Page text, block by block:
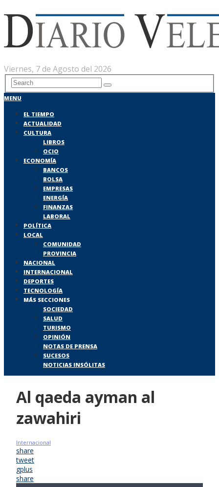
Viernes, 7 de Agosto del 2026
MENU
EL TIEMPO
ACTUALIDAD
CULTURA
LIBROS
OCIO
ECONOMÍA
BANCOS
BOLSA
EMPRESAS
ENERGÍA
FINANZAS
LABORAL
POLÍTICA
LOCAL
COMUNIDAD
PROVINCIA
NACIONAL
INTERNACIONAL
DEPORTES
TECNOLOGÍA
MÁS SECCIONES
SOCIEDAD
SALUD
TURISMO
OPINIÓN
NOTAS DE PRENSA
SUCESOS
NOTICIAS INSÓLITAS
Al qaeda ayman al
zawahiri
Internacional
share
tweet
gplus
share